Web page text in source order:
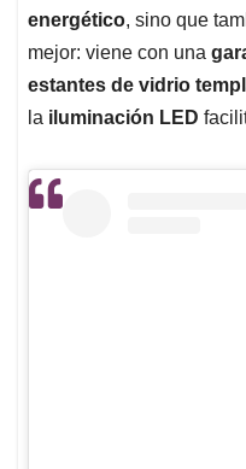
energético, sino que
mejor: viene con una
estantes de vidrio
la iluminación LED